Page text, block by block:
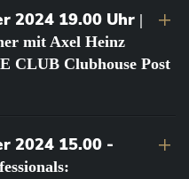
2024 19.00 Uhr |
mit Axel Heinz
CLUB Clubhouse Post
2024 15.00 -